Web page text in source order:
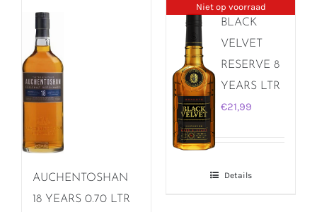
AUCHENTOSHAN
18 YEARS 0.70 LTR
Niet op voorraad
BLACK
VELVET
RESERVE 8
YEARS LTR
€21,99
Details